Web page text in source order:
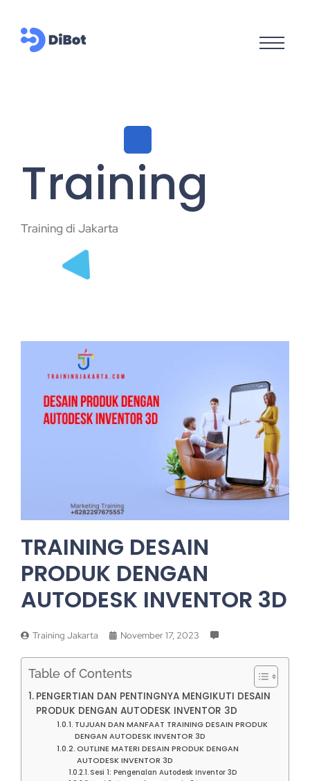
Training
Training di Jakarta
TRAINING DESAIN
PRODUK DENGAN
AUTODESK INVENTOR 3D
Training Jakarta November 17, 2023
Table of Contents
PENGERTIAN DAN PENTINGNYA MENGIKUTI DESAIN
PRODUK DENGAN AUTODESK INVENTOR 3D
TUJUAN DAN MANFAAT TRAINING DESAIN PRODUK
DENGAN AUTODESK INVENTOR 3D
OUTLINE MATERI DESAIN PRODUK DENGAN
AUTODESK INVENTOR 3D
Sesi 1: Pengenalan Autodesk Inventor 3D